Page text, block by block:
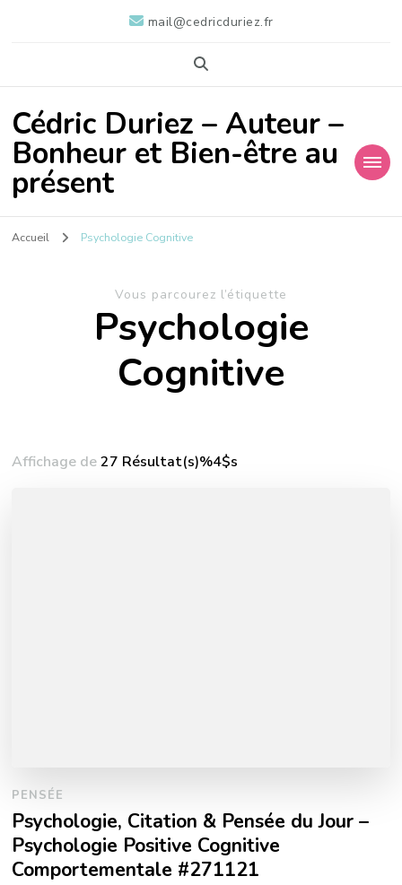
mail@cedricduriez.fr
Cédric Duriez – Auteur –
Bonheur et Bien-être au
présent
Accueil Psychologie Cognitive
Vous parcourez l’étiquette
Psychologie
Cognitive
Affichage de27 Résultat(s)%4$s
PENSÉE
Psychologie, Citation & Pensée du Jour –
Psychologie Positive Cognitive
Comportementale #271121